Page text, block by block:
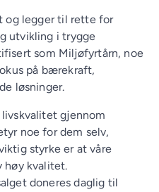
og legger til rette for
utvikling i trygge
som Miljøfyrtårn, noe
på bærekraft,
løsninger.
gjennom
noe for dem selv,
styrke er at våre
høy kvalitet.
doneres daglig til